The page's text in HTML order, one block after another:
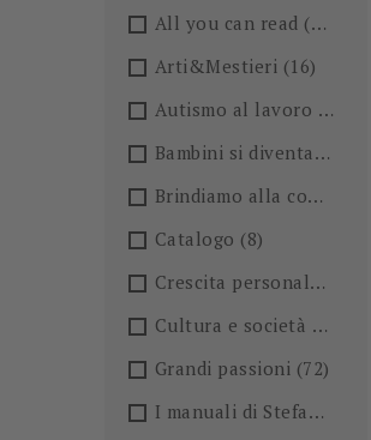
All you can read (205)
Arti&Mestieri (16)
Autismo al lavoro
(5)
Bambini si diventa
(4)
Brindiamo alla conoscenza!🍺
Catalogo (8)
Crescita personale
Cultura e società
(36)
Grandi passioni (72)
I manuali di Stefano Anselmo